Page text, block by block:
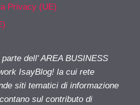
Privacy (UE)
dell' AREA BUSINESS
IsayBlog! la cui rete
siti tematici di informazione
sul contributo di